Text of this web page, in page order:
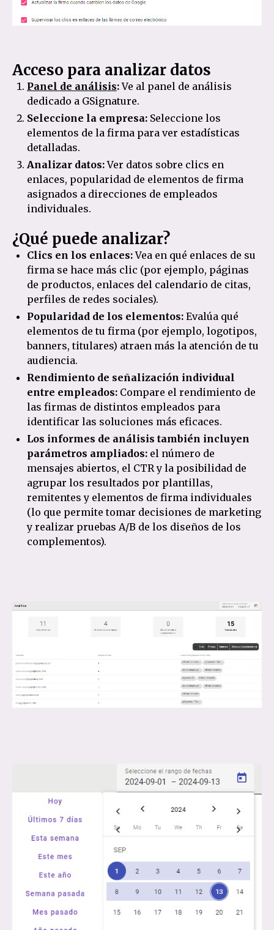
Acceso para analizar datos
Panel de análisis:Ve al panel de análisis
dedicado a GSignature.
Seleccione la empresa: Seleccione los
elementos de la firma para ver estadísticas
detalladas.
Analizar datos:Ver datos sobre clics en
enlaces, popularidad de elementos de firma
asignados a direcciones de empleados
individuales.
¿Qué puede analizar?
Clics en los enlaces:Vea en qué enlaces de su
firma se hace más clic (por ejemplo, páginas
de productos, enlaces del calendario de citas,
perfiles de redes sociales).
Popularidad de los elementos: Evalúa qué
elementos de tu firma (por ejemplo, logotipos,
banners, titulares) atraen más la atención de tu
audiencia.
Rendimiento de señalización individual
entre empleados: Compare el rendimiento de
las firmas de distintos empleados para
identificar las soluciones más eficaces.
Los informes de análisis también incluyen
parámetros ampliados: el número de
mensajes abiertos, el CTR y la posibilidad de
agrupar los resultados por plantillas,
remitentes y elementos de firma individuales
(lo que permite tomar decisiones de marketing
y realizar pruebas A/B de los diseños de los
complementos).